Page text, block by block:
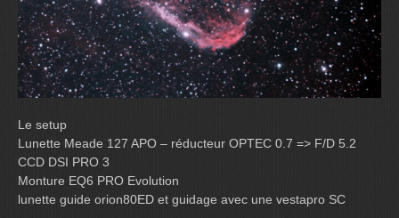
Le setup
Lunette Meade 127 APO – réducteur OPTEC 0.7 => F/D 5.2
CCD DSI PRO 3
Monture EQ6 PRO Evolution
lunette guide orion80ED et guidage avec une vestapro SC